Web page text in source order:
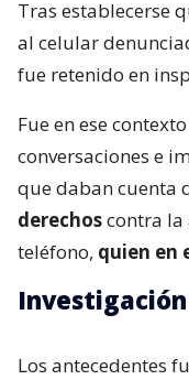
Tras establecerse
al celular
fue retenido en
Fue en ese
conversaciones e
que daban cuenta
derechoscontra la
teléfono, quien en
Los antecedentes